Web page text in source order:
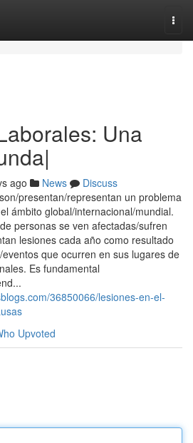
Una
ago News
Discuss
presentan/representan un problema
ámbito global/internacional/mundial.
personas se ven afectadas/sufren
lesiones cada año como resultado
que ocurren en sus lugares de
Es fundamental
36850066/lesiones-en-el-
Upvoted